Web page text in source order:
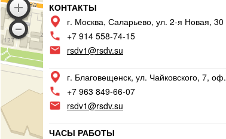
КОНТАКТЫ
г. Москва, Саларьево, ул. 2-я Новая, 30
+7 914 558-74-15
rsdv1@rsdv.su
г. Благовещенск, ул. Чайковского, 7,
+7 963 849-66-07
rsdv1@rsdv.su
ЧАСЫ РАБОТЫ